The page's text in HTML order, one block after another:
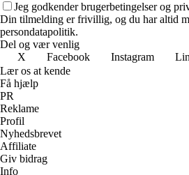
Jeg godkender brugerbetingelser og
Din tilmelding er frivillig, og du har altid
persondatapolitik.
Del og vær venlig
X
Facebook Instagram
Lær os at kende
Få hjælp
PR
Reklame
Profil
Nyhedsbrevet
Affiliate
Giv bidrag
Info